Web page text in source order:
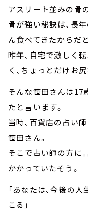
アスリート並みの骨
骨が強い秘訣は、長
ん食べてきたからだ
昨年、自宅で激しく
く、ちょっとだけお
そんな笹田さんは17
たと言います。
当時、百貨店の占い
笹田さん。
そこで占い師の方に
かかっていたそう。
「あなたは、今後の
こる」